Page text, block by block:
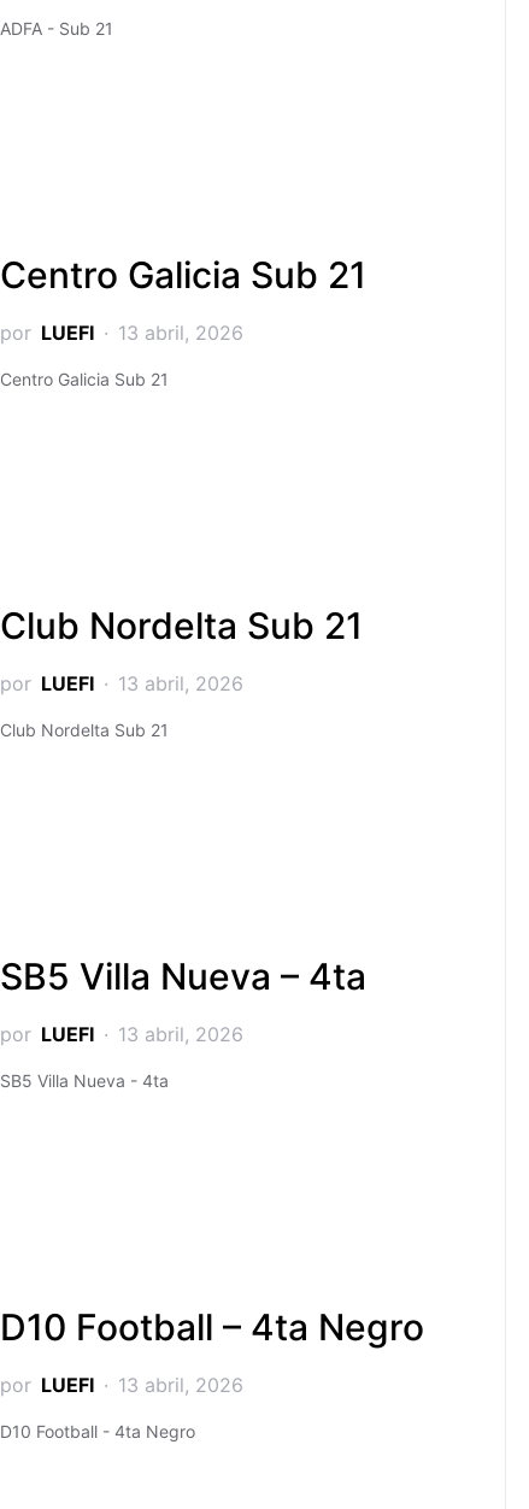
ADFA - Sub 21
Centro Galicia Sub 21
por LUEFI 13 abril, 2026
Centro Galicia Sub 21
Club Nordelta Sub 21
por LUEFI 13 abril, 2026
Club Nordelta Sub 21
SB5 Villa Nueva – 4ta
por LUEFI 13 abril, 2026
SB5 Villa Nueva - 4ta
D10 Football – 4ta Negro
por LUEFI 13 abril, 2026
D10 Football - 4ta Negro